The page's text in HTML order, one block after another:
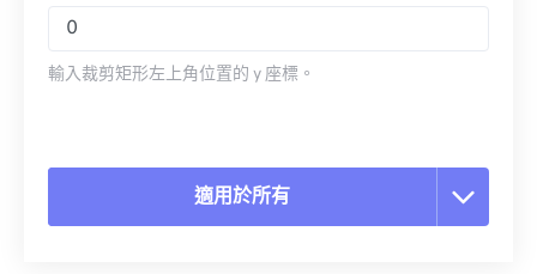
輸入裁剪矩形左上角位置的 y 座標。
適用於所有